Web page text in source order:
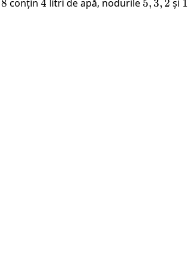
8
8 conțin 4
4 litri de apă, nodurile 5,
5,3, 2 și 1
1